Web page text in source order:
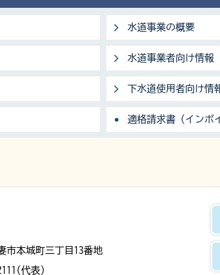
水道事業の概要
水道事業者向け情報
下水道使用者向け情
適格請求書（インボ
市本城町三丁目13番地
代表)